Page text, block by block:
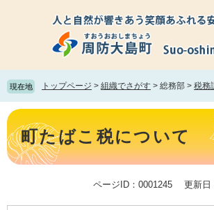
頭
で
す。
飛
ば
て
本
文
現在地 トップページ > 組織でさがす > 総務部 > 税務
本
文 町たばこ税について
ページID：0001245 更新日